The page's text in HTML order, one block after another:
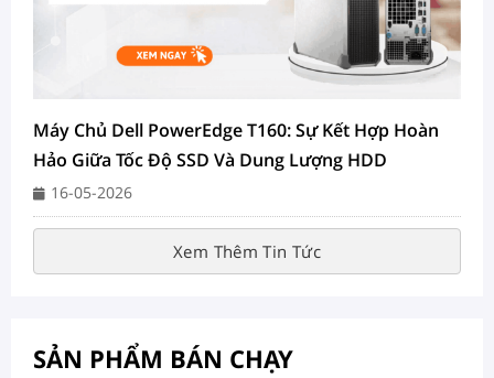
Máy Chủ Dell PowerEdge T160: Sự Kết Hợp Hoàn
Hảo Giữa Tốc Độ SSD Và Dung Lượng HDD
16-05-2026
Xem Thêm Tin Tức
SẢN PHẨM BÁN CHẠY